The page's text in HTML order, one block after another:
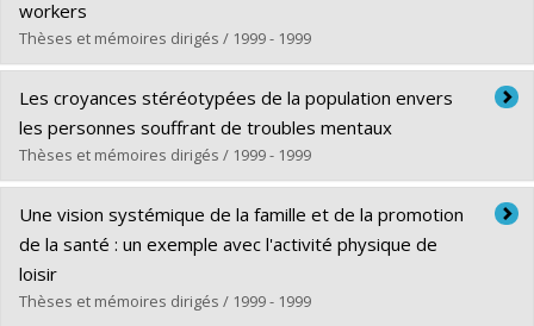
Diplôme obtenu :
Lien vers le document dans Papyrus
workers
Thèses et mémoires dirigés / 1999 - 1999
Diplômé(e) :Dumais, Suzanne
Cycle :Maîtrise
Diplôme obtenu :M. Sc.
Lien vers le document dans Papyrus
Les croyances stéréotypées de la population envers
les personnes souffrant de troubles mentaux
Thèses et mémoires dirigés / 1999 - 1999
Diplômé(e) :Lemoine, Odette
Cycle :Maîtrise
Diplôme obtenu :
Lien vers le document dans Papyrus
Une vision systémique de la famille et de la promotion
de la santé : un exemple avec l'activité physique de
loisir
Thèses et mémoires dirigés / 1999 - 1999